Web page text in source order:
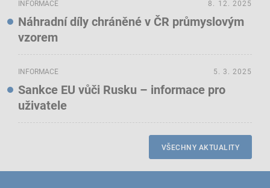
INFORMACE
Náhradní díly chráněné v ČR průmyslovým
vzorem
8. 12. 2025
INFORMACE
Sankce EU vůči Rusku – informace pro
uživatele
5. 3. 2025
VŠECHNY AKTUALITY